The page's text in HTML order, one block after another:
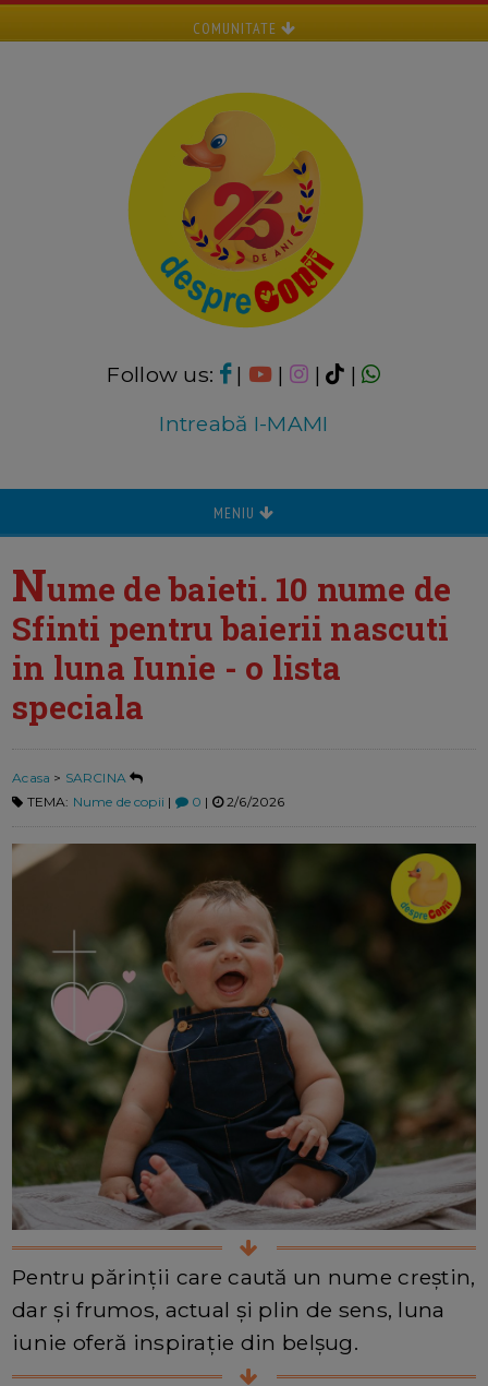
COMUNITATE
Follow us: | | |
|
Intreabă I-MAMI
MENIU
Nume de baieti. 10 nume de
Sfinti pentru baierii nascuti
in luna Iunie - o lista
speciala
Acasa > SARCINA
TEMA: Nume de copii | 0 | 2/6/2026
Pentru părinții care caută un nume creștin,
dar și frumos, actual și plin de sens, luna
iunie oferă inspirație din belșug.